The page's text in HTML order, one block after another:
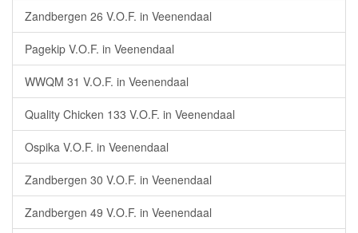
Zandbergen 26 V.O.F. in Veenendaal
Pagekip V.O.F. in Veenendaal
WWQM 31 V.O.F. in Veenendaal
Quality Chicken 133 V.O.F. in Veenendaal
Ospika V.O.F. in Veenendaal
Zandbergen 30 V.O.F. in Veenendaal
Zandbergen 49 V.O.F. in Veenendaal